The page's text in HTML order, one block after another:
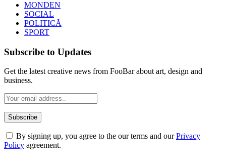
MONDEN
SOCIAL
POLITICĂ
SPORT
Subscribe to Updates
Get the latest creative news from FooBar about art, design and
business.
By signing up, you agree to the our terms and ourPrivacy
Policy agreement.